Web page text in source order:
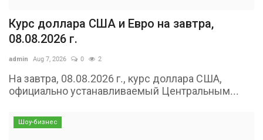
Курс доллара США и Евро на завтра,
08.08.2026 г.
admin Aug 7, 2026 0 2
На завтра, 08.08.2026 г., курс доллара США,
официально устанавливаемый Центральным...
Шоу-бизнес